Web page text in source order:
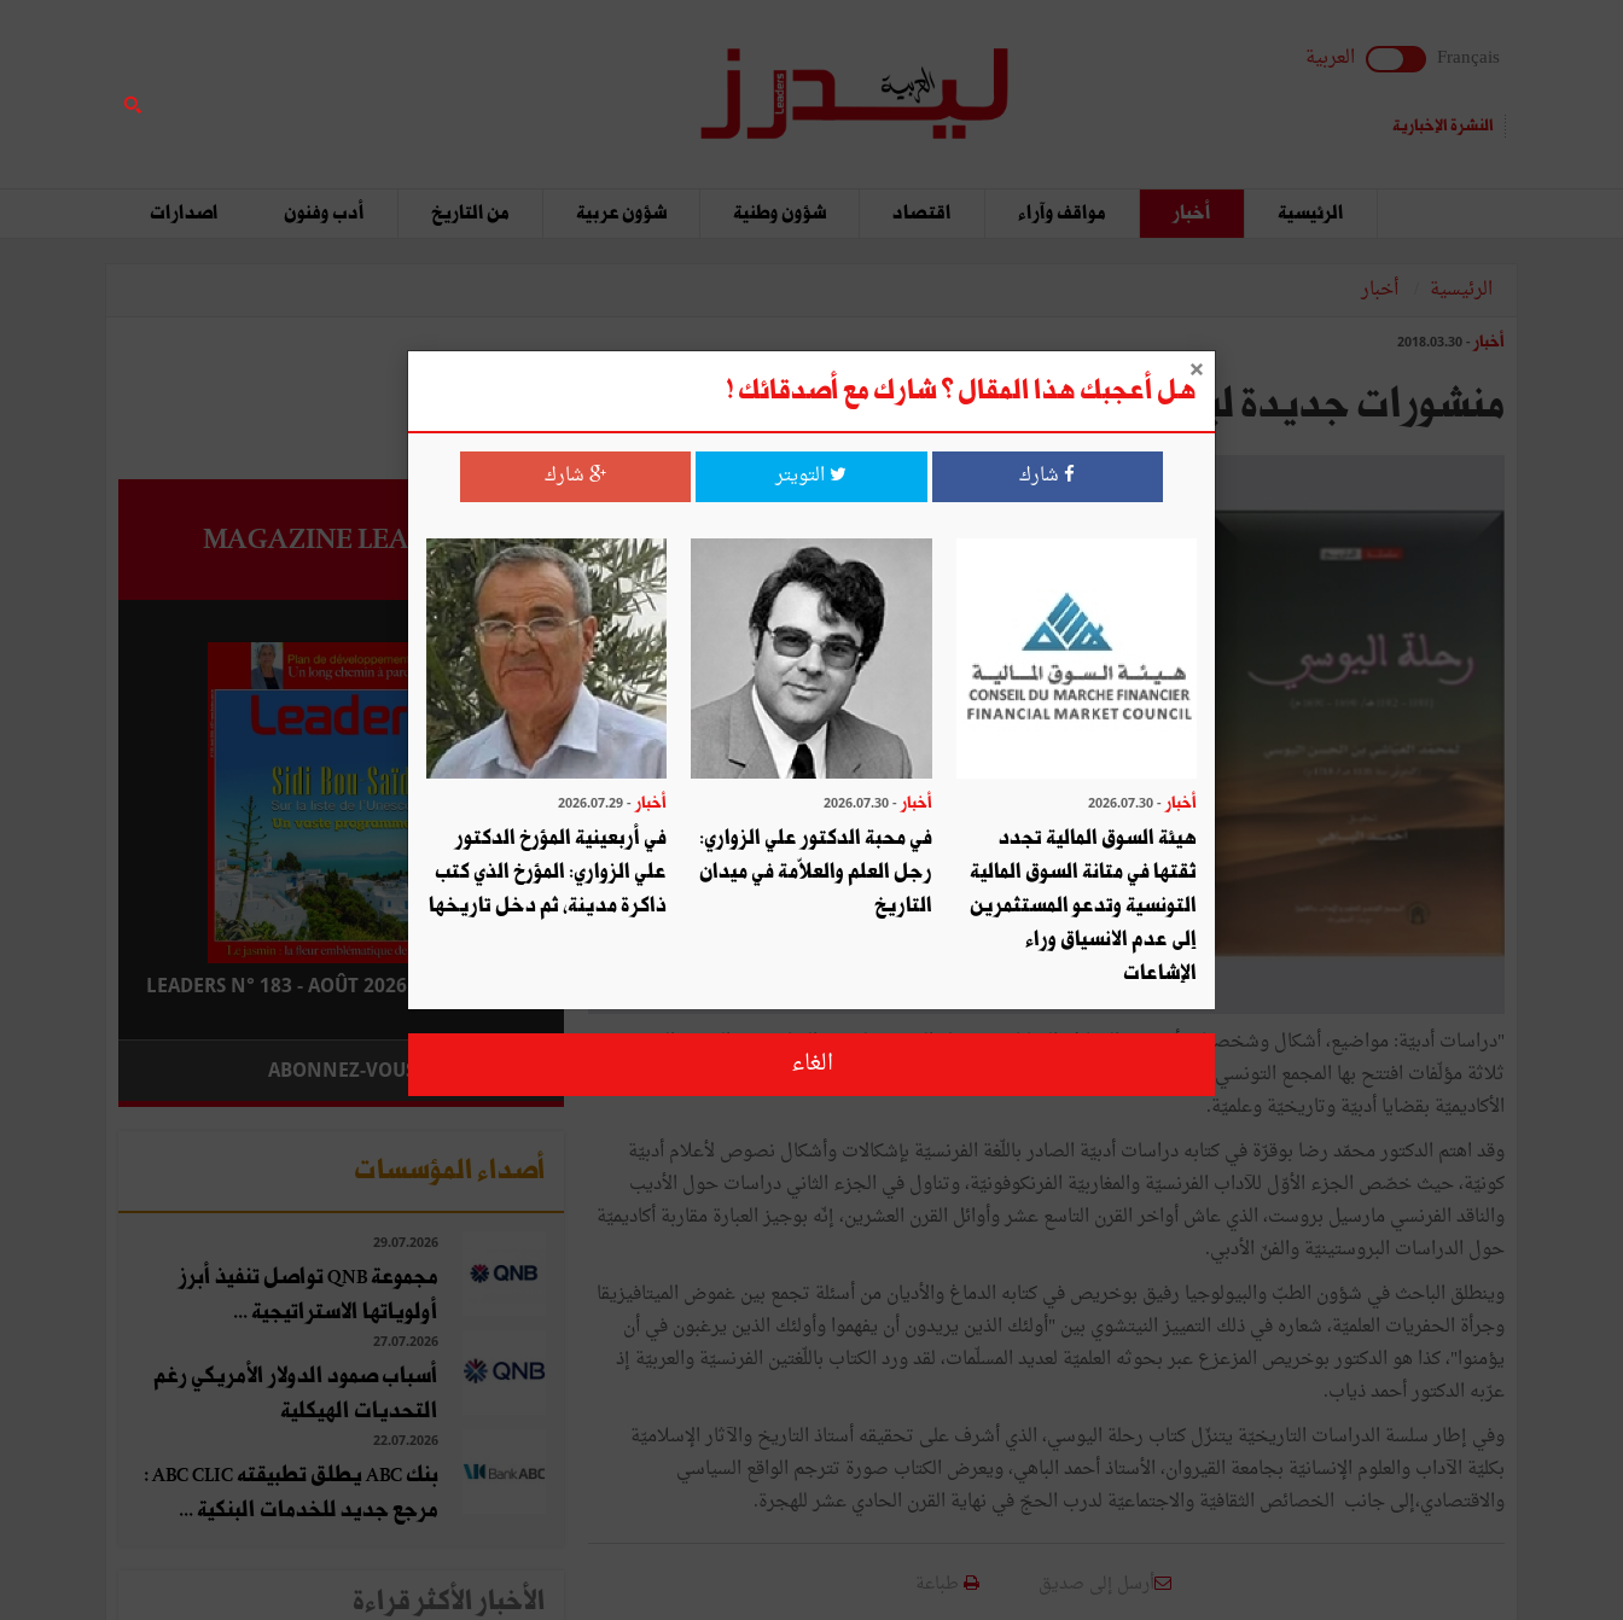
Français العربية
النشرة الإخبارية
الرئيسية أخبار مواقف وآراء اقتصاد شؤون وطنية شؤون عربية من التاريخ أدب وفنون اصدارات
الرئيسية أخبار
أخبار - 2018.03.30
منشورات جديدة لبيت الحكمة
"دراسات أدبيّة: مواضيع، أشكال وشخصيات أدبيّة"، "الدماغ والديانات"، "رحلة اليوسي لمحمّد العياشي بن الحسن اليوسي"،
الأكاديميّة بقضايا أدبيّة وتاريخيّة وعلميّة.
وقد اهتم الدكتور محمّد رضا بوقرّة في كتابه دراسات أدبيّة الصادر باللّغة الفرنسيّة بإشكالات وأشكال نصوص لأعلام أدبيّة
كونيّة، حيث خصّص الجزء الأوّل للآداب الفرنسيّة والمغاربيّة الفرنكوفونيّة، وتناول في الجزء الثاني دراسات حول الأديب
والناقد الفرنسي مارسيل بروست، الذي عاش أواخر القرن التاسع عشر وأوائل القرن العشرين، إنّه بوجيز العبارة مقاربة أكاديميّة
حول الدراسات البروستينيّة والفنّ الأدبي.
وينطلق الباحث في شؤون الطبّ والبيولوجيا رفيق بوخريص في كتابه الدماغ والأديان من أسئلة تجمع بين غموض الميتافيزيقا
وجرأة الحفريات العلميّة، شعاره في ذلك التمييز النيتشوي بين "أولئك الذين يريدون أن يفهموا وأولئك الذين يرغبون في أن
يؤمنوا"، كذا هو الدكتور بوخريص المزعزع عبر بحوثه العلميّة لعديد المسلّمات، لقد ورد الكتاب باللّغتين الفرنسيّة والعربيّة إذ
عرّبه الدكتور أحمد ذياب.
وفي إطار سلسة الدراسات التاريخيّة يتنزّل كتاب رحلة اليوسي، الذي أشرف على تحقيقه أستاذ التاريخ والآثار الإسلاميّة
بكليّة الآداب والعلوم الإنسانيّة بجامعة القيروان، الأستاذ أحمد الباهي، ويعرض الكتاب صورة تترجم الواقع السياسي
والاقتصادي،إلى جانب الخصائص الثقافيّة والاجتماعيّة لدرب الحجّ في نهاية القرن الحادي عشر للهجرة.
أرسل إلى صديق طباعة
MAGAZINE LEADERS
LEADERS N° 183 - AOÛT 2026 : EN KIOSQUE
ABONNEZ-VOUS
أصداء المؤسسات
29.07.2026
مجموعة QNB تواصل تنفيذ أبرز
أولوياتها الاستراتيجية ...
27.07.2026
أسباب صمود الدولار الأمريكي رغم
التحديات الهيكلية
22.07.2026
بنك ABC يطلق تطبيقته ABC CLIC :
مرجع جديد للخدمات البنكية ...
الأخبار الأكثر قراءة
هل أعجبك هذا المقال ؟ شارك مع أصدقائك !
شارك التويتر شارك
أخبار - 2026.07.30
هيئة السوق المالية تجدد
ثقتها في متانة السوق المالية
التونسية وتدعو المستثمرين
إلى عدم الانسياق وراء
الإشاعات
أخبار - 2026.07.30
في محبة الدكتور علي الزواري:
رجل العلم والعلاّمة في ميدان
التاريخ
أخبار - 2026.07.29
في أربعينية المؤرخ الدكتور
علي الزواري: المؤرخ الذي كتب
ذاكرة مدينة، ثم دخل تاريخها
الغاء